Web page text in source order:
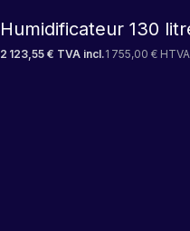
Humidificateur 130
2 123,55 € TVA incl.1 755,00 € HTVA